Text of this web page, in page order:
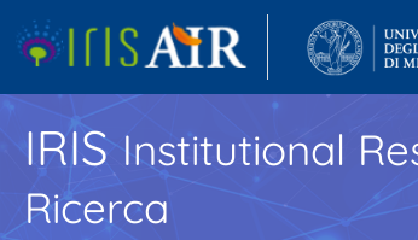
IRISInstitutional
Ricerca